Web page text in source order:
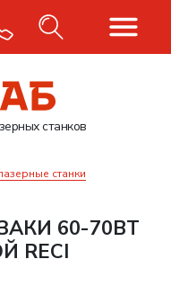
станков
станки
60-70ВТ
RECI